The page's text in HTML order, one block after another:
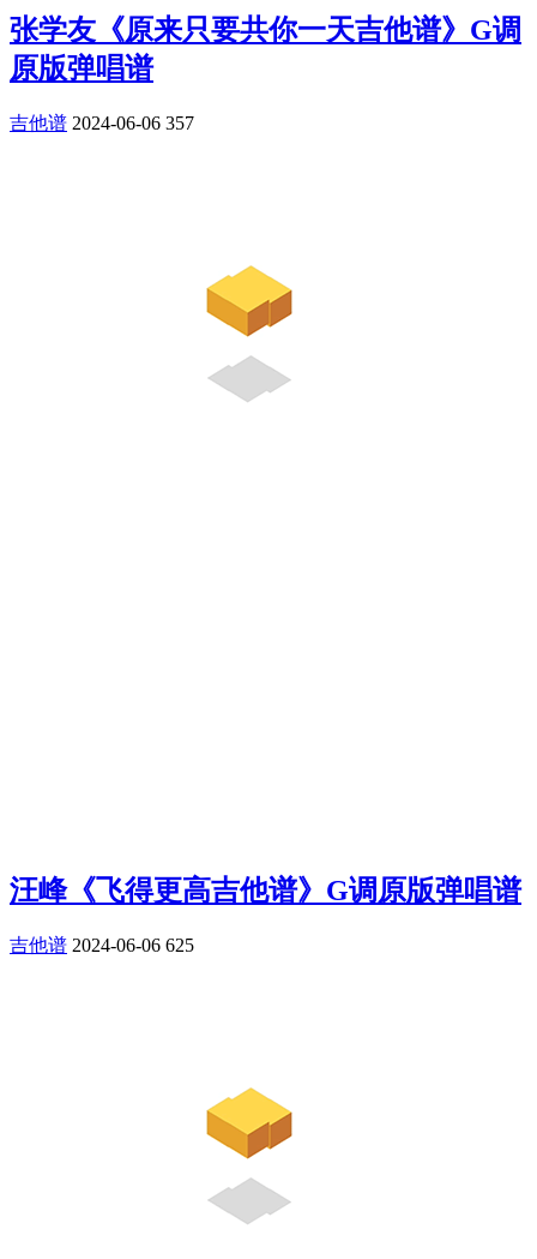
张学友《原来只要共你一天吉他谱》G调
原版弹唱谱
吉他谱 2024-06-06 357
汪峰《飞得更高吉他谱》G调原版弹唱谱
吉他谱 2024-06-06 625